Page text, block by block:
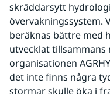
skräddarsytt
övervakningssystem.
beräknas bättre med
utvecklat tillsammans
organisationen
det inte finns några
stormar skulle öka i